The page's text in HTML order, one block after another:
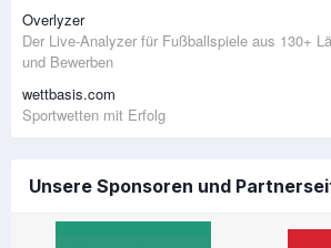
Overlyzer
Der Live-Analyzer für Fußballspiele aus 130+
und Bewerben
wettbasis.com
Sportwetten mit Erfolg
Unsere Sponsoren und